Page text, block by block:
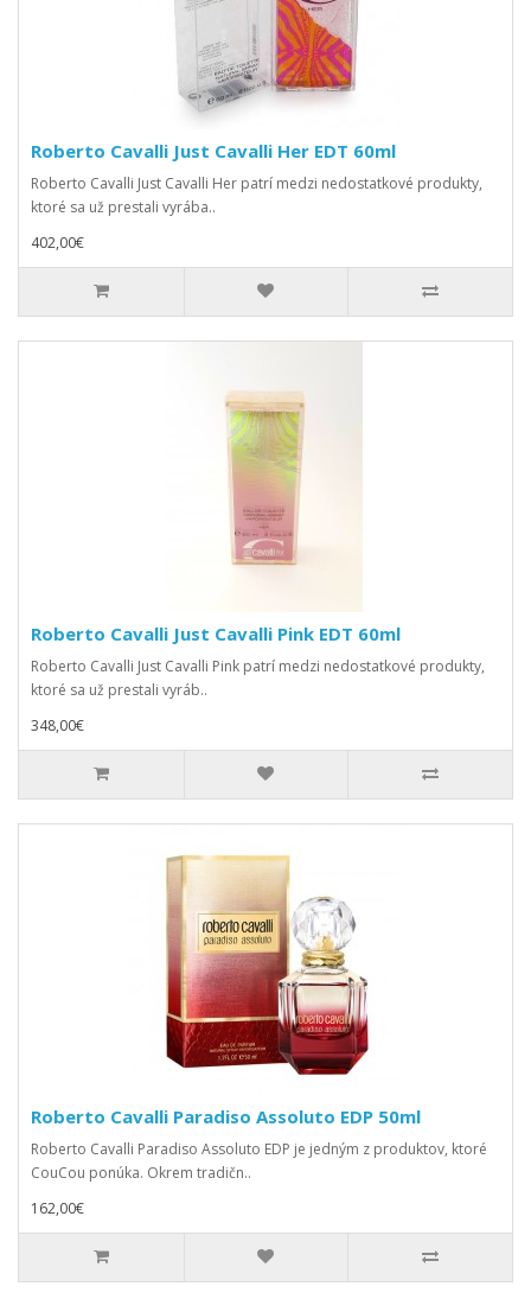
Roberto Cavalli Just Cavalli Her EDT 60ml
Roberto Cavalli Just Cavalli Her patrí medzi nedostatkové produkty,
ktoré sa už prestali vyrába..
402,00€
Roberto Cavalli Just Cavalli Pink EDT 60ml
Roberto Cavalli Just Cavalli Pink patrí medzi nedostatkové produkty,
ktoré sa už prestali vyráb..
348,00€
Roberto Cavalli Paradiso Assoluto EDP 50ml
Roberto Cavalli Paradiso Assoluto EDP je jedným z produktov, ktoré
CouCou ponúka. Okrem tradičn..
162,00€